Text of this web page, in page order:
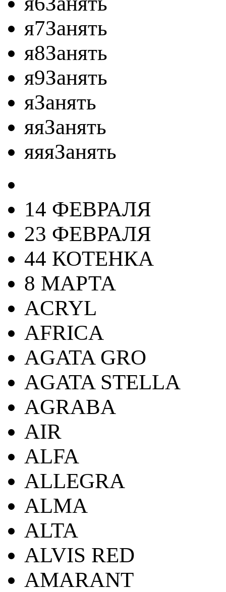
я7Занять
я8Занять
я9Занять
яЗанять
яяЗанять
яяяЗанять
14 ФЕВРАЛЯ
23 ФЕВРАЛЯ
44 КОТЕНКА
8 МАРТА
ACRYL
AFRICA
AGATA GRO
AGATA STELLA
AGRABA
AIR
ALFA
ALLEGRA
ALMA
ALTA
ALVIS RED
AMARANT